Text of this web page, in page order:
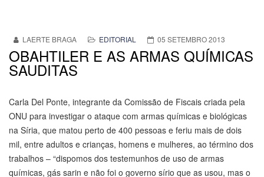
LAERTE BRAGA EDITORIAL 05 SETEMBRO 2013
OBAHTILER E AS ARMAS QUÍMICAS
SAUDITAS
Carla Del Ponte, integrante da Comissão de Fiscais criada pela
ONU para investigar o ataque com armas químicas e biológicas
na Síria, que matou perto de 400 pessoas e feriu mais de dois
mil, entre adultos e crianças, homens e mulheres, ao término dos
trabalhos – “dispomos dos testemunhos de uso de armas
químicas, gás sarin e não foi o governo sírio que as usou, mas o